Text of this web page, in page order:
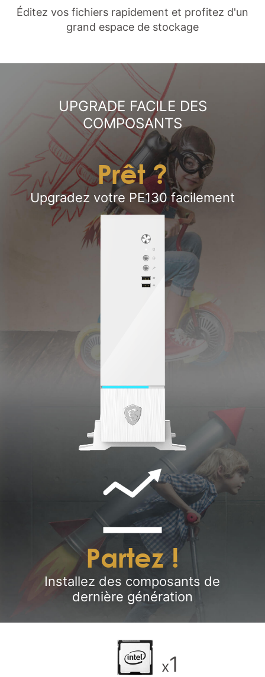
Éditez vos fichiers rapidement et profitez d'un
grand espace de stockage
UPGRADE FACILE DES
COMPOSANTS
Prêt ?
Upgradez votre PE130 facilement
Partez !
Installez des composants de
dernière génération
x1